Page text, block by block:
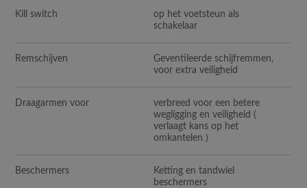
Kill switch
op het voetsteun als
schakelaar
Remschijven
Geventileerde schijfremmen,
voor extra veiligheid
Draagarmen voor
verbreed voor een betere
wegligging en veiligheid (
verlaagt kans op het
omkantelen )
Beschermers
Ketting en tandwiel
beschermers